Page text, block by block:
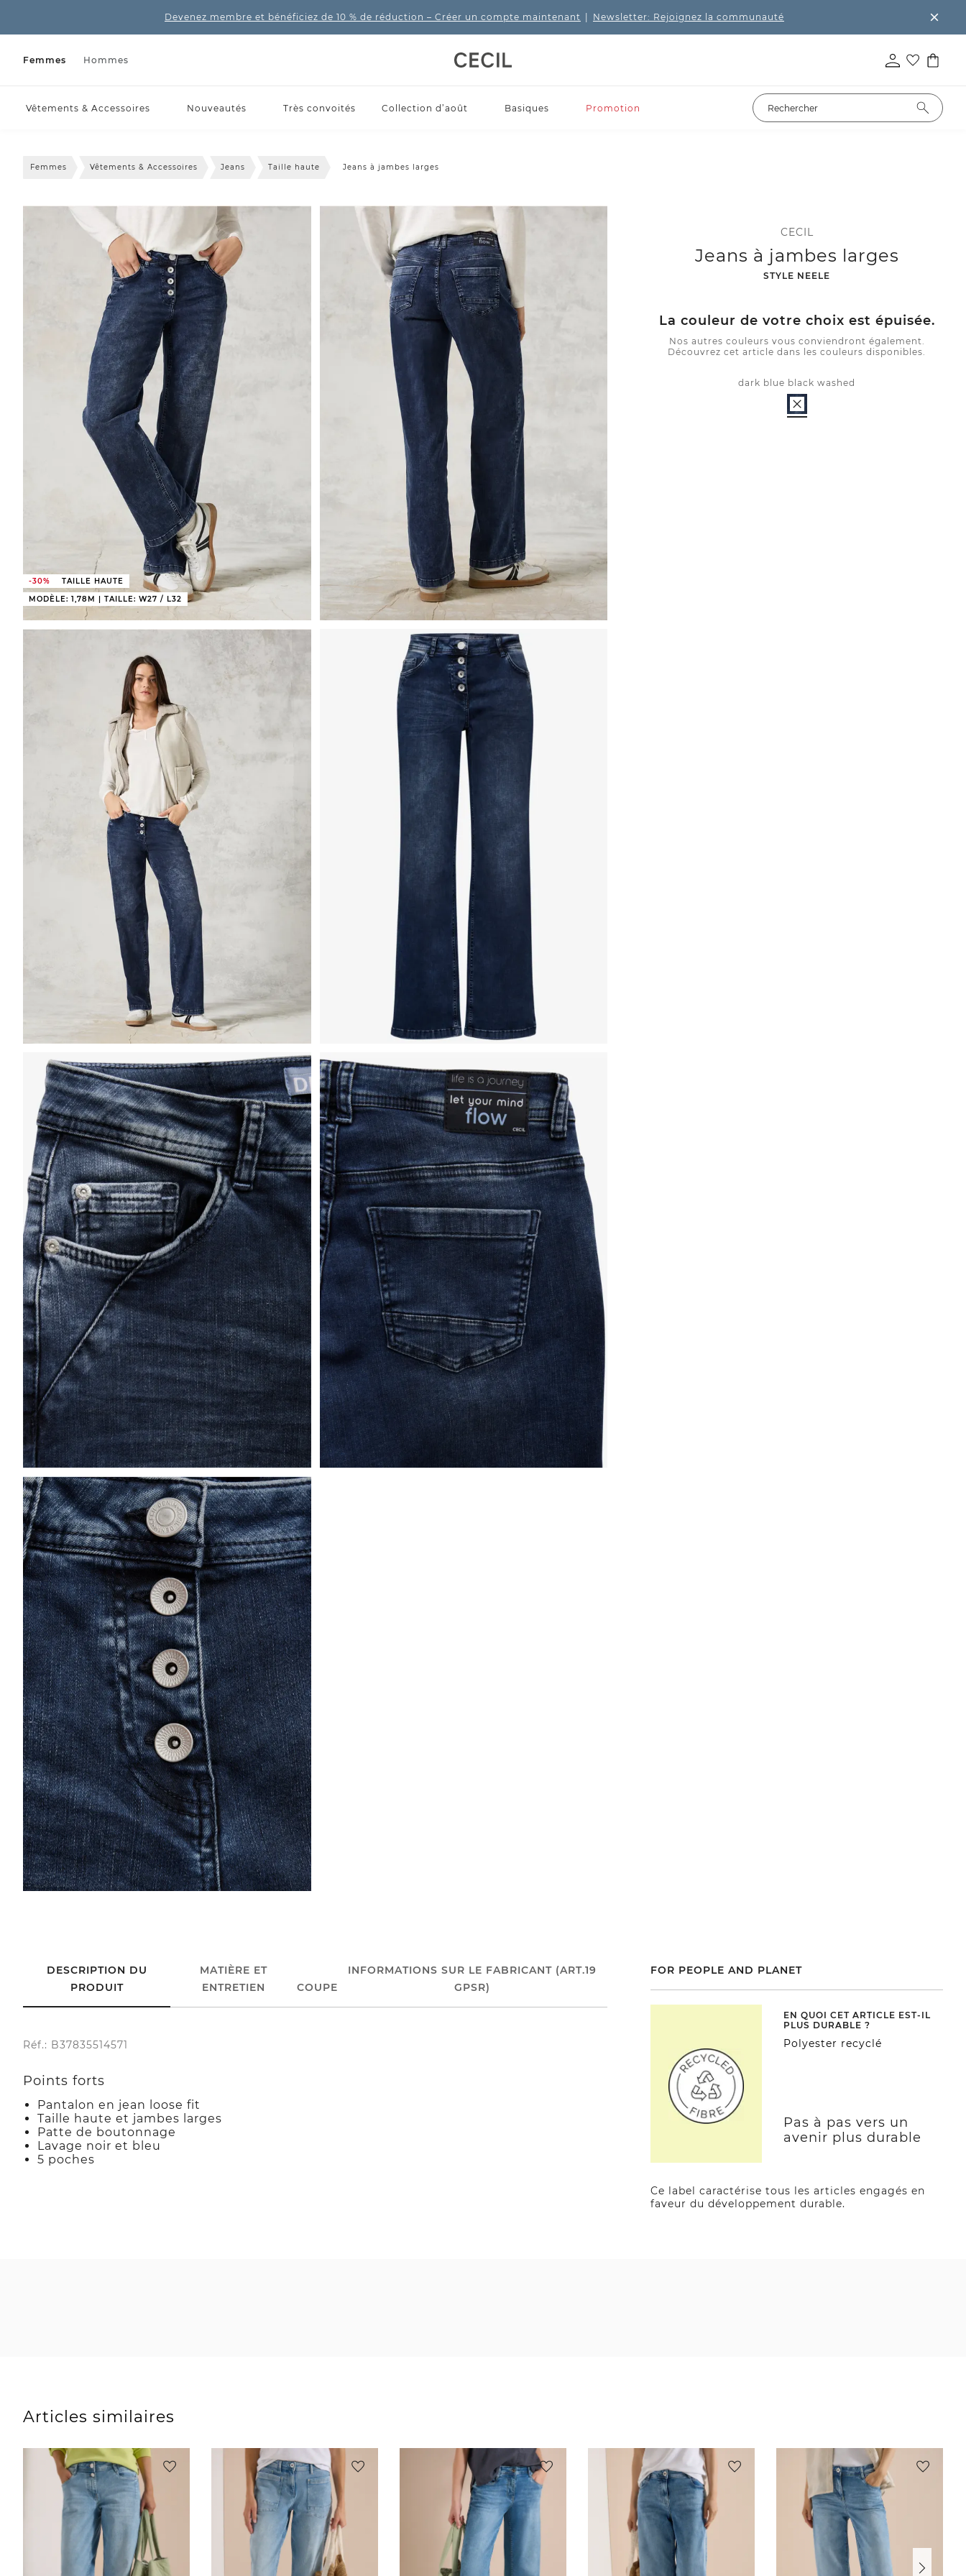
Devenez membre et bénéficiez de 10 % de réduction – Créer un compte maintenant Newsletter: Rejoignez la communauté
Femmes Hommes
Vêtements & Accessoires Nouveautés Très convoités Collection d’août Basiques Promotion
Femmes Vêtements & Accessoires Jeans Taille haute Jeans à jambes larges
-30%
TAILLE HAUTE
MODÈLE: 1,78M | TAILLE: W27 / L32
CECIL
Jeans à jambes larges
-
STYLE NEELE
La couleur de votre choix est épuisée.
Nos autres couleurs vous conviendront également.
Découvrez cet article dans les couleurs disponibles.
dark blue black washed
DESCRIPTION DU
PRODUIT
MATIÈRE ET
ENTRETIEN
COUPE
INFORMATIONS SUR LE FABRICANT (ART.19
GPSR)
Réf.: B37835514571
Points forts
Pantalon en jean loose fit
Taille haute et jambes larges
Patte de boutonnage
Lavage noir et bleu
5 poches
FOR PEOPLE AND PLANET
EN QUOI CET ARTICLE EST-IL
PLUS DURABLE ?
Polyester recyclé
Pas à pas vers un
avenir plus durable
Ce label caractérise tous les articles engagés en
faveur du développement durable.
Articles similaires